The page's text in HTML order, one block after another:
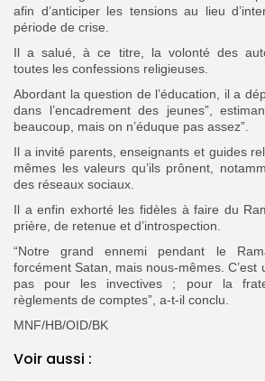
afin d’anticiper les tensions au lieu
période de crise.
Il a salué, à ce titre, la volonté des
toutes les confessions religieuses.
Abordant la question de l’éducation, il a
dans l’encadrement des jeunes”,
beaucoup, mais on n’éduque pas assez”.
Il a invité parents, enseignants et guides
mêmes les valeurs qu’ils prônent,
des réseaux sociaux.
Il a enfin exhorté les fidèles à faire du
prière, de retenue et d’introspection.
“Notre grand ennemi pendant le
forcément Satan, mais nous-mêmes. C’est
pas pour les invectives ; pour la
règlements de comptes”, a-t-il conclu.
MNF/HB/OID/BK
Voir aussi :